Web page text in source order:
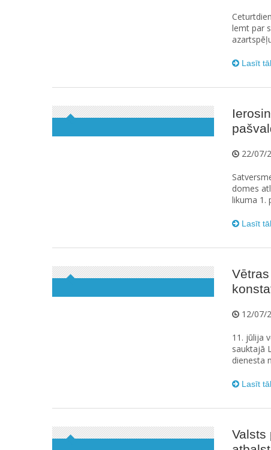
lemt par
Lasīt
22/07/
domes
likuma 1.
Lasīt
12/07/
11. jūlija
sauktajā
dienesta
Lasīt
Valsts